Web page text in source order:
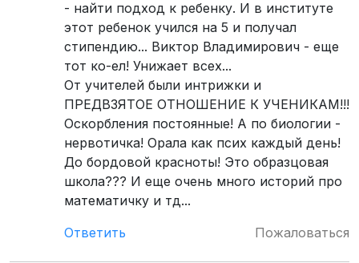
- найти подход к ребенку. И в институте
этот ребенок учился на 5 и получал
стипендию... Виктор Владимирович - еще
тот ко-ел! Унижает всех...
От учителей были интрижки и
ПРЕДВЗЯТОЕ ОТНОШЕНИЕ К УЧЕНИКАМ!!!
Оскорбления постоянные! А по биологии -
нервотичка! Орала как псих каждый день!
До бордовой красноты! Это образцовая
школа??? И еще очень много историй про
математичку и тд...
Ответить
Пожаловаться